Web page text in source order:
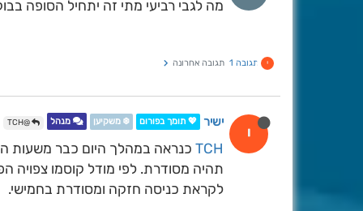
מה לגבי רביעי מתי זה יתחיל הסופה
י תגובה 1 תגובה אחרונה
י ישיר 💖 תומך בפורום ❄️ משקיען מנהל @TCH
TCH כנראה במהלך היום כבר משעות
תהיה מסודרת. לפי מודל קוסמו צפויה
לקראת כניסה חזקה ומסודרת בחמישי.